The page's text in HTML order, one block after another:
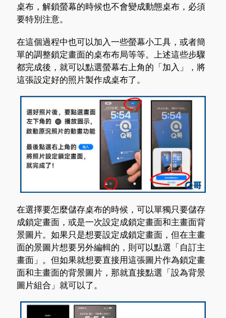
桌布，解鎖螢幕的時候也不會變成動態桌布，必須
要特別注意。
在這個過程中也可以加入一些螢幕小工具，或者簡
單的調整鎖定畫面的桌布布局等等。上述這些步驟
都完成後，就可以點選螢幕右上角的「加入」，將
這張設定好的照片製作成桌布了。
在選擇要怎麼儲存桌布的時候，可以單獨只要儲存
成鎖定畫面，或是一次設定成鎖定畫面和主畫面背
景圖片。如果只是想要設定成鎖定畫面，但在主畫
面的景圖片想要另外編輯的，則可以點選「自訂主
畫面」。但如果就想要直接用這張圖片作為鎖定畫
面和主畫面的背景圖片，那就直接點選「設為背景
圖片組合」就可以了。